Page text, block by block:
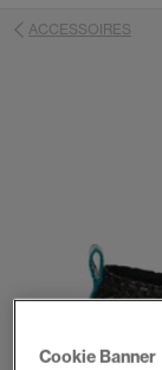
ACCESSOIRES
Cookie Banner